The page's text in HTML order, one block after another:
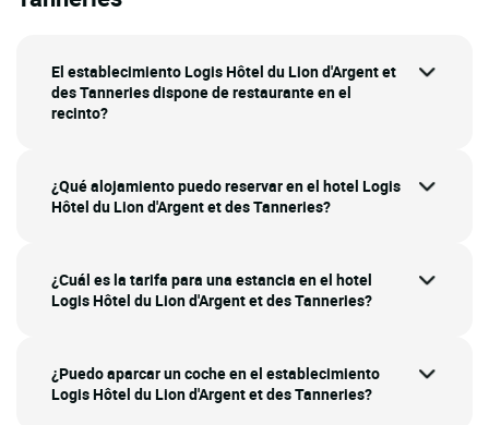
El establecimiento Logis Hôtel du Lion d'Argent et
des Tanneries dispone de restaurante en el
recinto?
¿Qué alojamiento puedo reservar en el hotel Logis
Hôtel du Lion d'Argent et des Tanneries?
¿Cuál es la tarifa para una estancia en el hotel
Logis Hôtel du Lion d'Argent et des Tanneries?
¿Puedo aparcar un coche en el establecimiento
Logis Hôtel du Lion d'Argent et des Tanneries?